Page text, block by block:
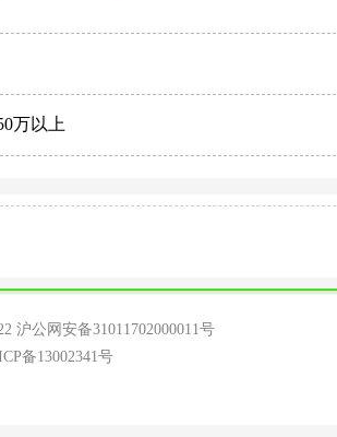
万以上
沪公网安备31011702000011号
备13002341号